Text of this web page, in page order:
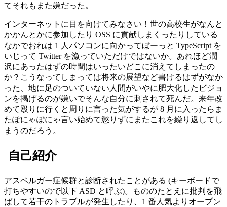
てそれもまた嫌だった。
インターネットに目を向けてみなさい！世の高校生がなんと
かかんとかに参加したり OSS に貢献しまくったりしている
なかでおれは 1 人パソコンに向かってぼーっと TypeScript を
いじって Twitter を漁っていただけではないか。あれほど潤
沢にあったはずの時間はいったいどこに消えてしまったの
か？こうなってしまっては将来の展望など書けるはずがなか
った、地に足のついていない人間がいやに肥大化したビジョ
ンを掲げるのが嫌いでそんな自分に刺されて死んだ。来年改
めて殴りに行くと周りに言った気がするが 8 月に入ったらま
たぽにゃぽにゃ言い始めて懲りずにまたこれを繰り返してし
まうのだろう。
自己紹介
アスペルガー症候群と診断されたことがある (キーボードで
打ちやすいので以下 ASD と呼ぶ)。もののたとえに批判を飛
ばして若干のトラブルが発生したり、1 番人気よりオープン